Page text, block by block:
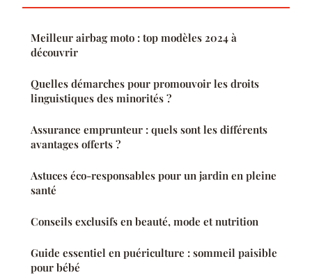
Meilleur airbag moto : top modèles 2024 à
découvrir
Quelles démarches pour promouvoir les droits
linguistiques des minorités ?
Assurance emprunteur : quels sont les différents
avantages offerts ?
Astuces éco-responsables pour un jardin en pleine
santé
Conseils exclusifs en beauté, mode et nutrition
Guide essentiel en puériculture : sommeil paisible
pour bébé